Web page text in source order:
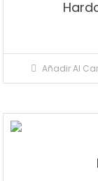
Añadir Al